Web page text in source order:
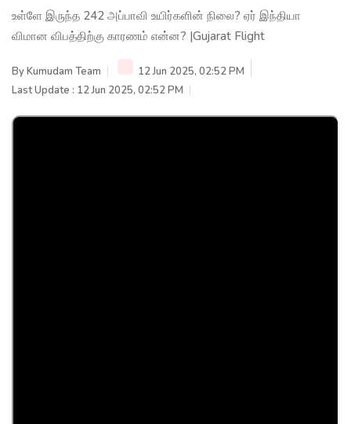
உள்ளே இருந்த 242 அப்பாவி உயிர்களின் நிலை? ஏர் இந்தியா
விமான விபத்திற்கு காரணம் என்ன? |Gujarat Flight
ByKumudam Team
12 Jun 2025, 02:52 PM
Last Update : 12 Jun 2025, 02:52 PM